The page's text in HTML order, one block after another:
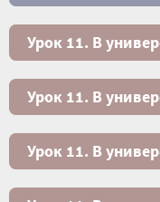
Урок 11. В
Урок 11. В
Урок 11. В